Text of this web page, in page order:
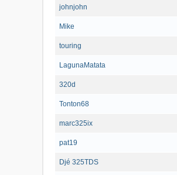
johnjohn
Mike
touring
LagunaMatata
320d
Tonton68
marc325ix
pat19
Djé 325TDS